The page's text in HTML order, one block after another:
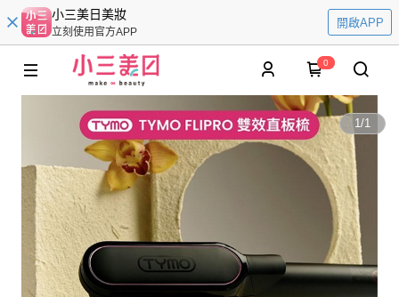
小三美日美妝
立刻使用官方APP
開啟APP
0
1/1